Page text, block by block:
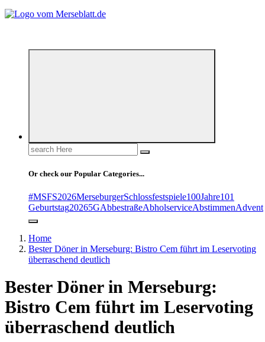
Search
for:
Or check our Popular Categories...
#MSFS2026MerseburgerSchlossfestspiele100Jahre101
Geburtstag20265GAbbestraßeAbholserviceAbstimmenAdvent
Home
Bester Döner in Merseburg: Bistro Cem führt im Leservoting
überraschend deutlich
Bester Döner in Merseburg:
Bistro Cem führt im Leservoting
überraschend deutlich